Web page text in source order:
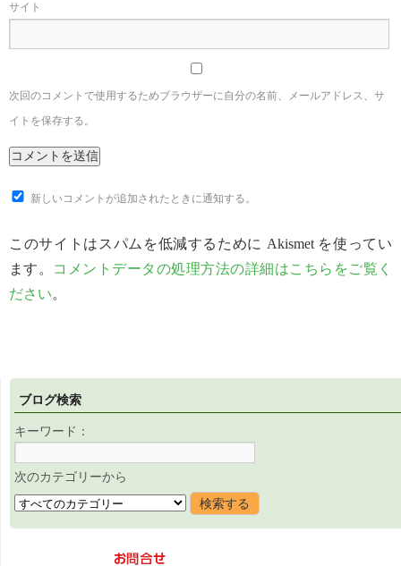
サイト
次回のコメントで使用するためブラウザーに自分の名前、メールアドレス、サ
イトを保存する。
新しいコメントが追加されたときに通知する。
このサイトはスパムを低減するために Akismet を使ってい
ます。 コメントデータの処理方法の詳細はこちらをご覧く
ださい。
ブログ検索
キーワード：
次のカテゴリーから